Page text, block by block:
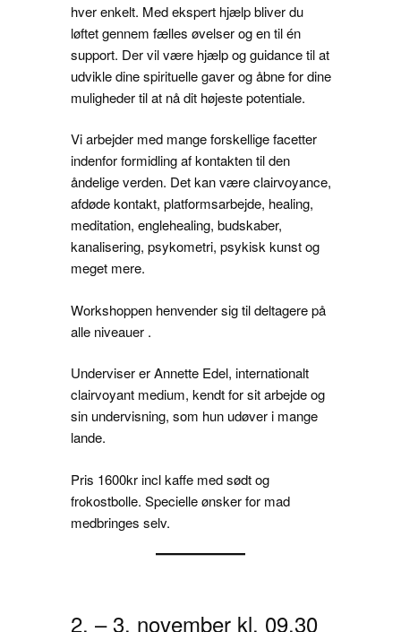
hver enkelt. Med ekspert hjælp bliver du
løftet gennem fælles øvelser og en til én
support. Der vil være hjælp og guidance til at
udvikle dine spirituelle gaver og åbne for dine
muligheder til at nå dit højeste potentiale.
Vi arbejder med mange forskellige facetter
indenfor formidling af kontakten til den
åndelige verden. Det kan være clairvoyance,
afdøde kontakt, platformsarbejde, healing,
meditation, englehealing, budskaber,
kanalisering, psykometri, psykisk kunst og
meget mere.
Workshoppen henvender sig til deltagere på
alle niveauer .
Underviser er Annette Edel, internationalt
clairvoyant medium, kendt for sit arbejde og
sin undervisning, som hun udøver i mange
lande.
Pris 1600kr incl kaffe med sødt og
frokostbolle. Specielle ønsker for mad
medbringes selv.
2. – 3. november kl. 09.30